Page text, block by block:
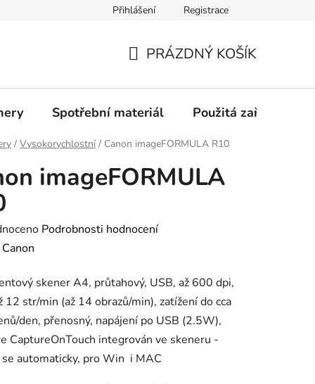
Aktuality Ochrana osobních údajů
Přihlášení Registrace
KOŠÍK
PRÁZDNÝ KOŠÍK
Spotřební materiál Použitá zařízení
/ Vysokorychlostní / Canon imageFORMULA R10
imageFORMULA
Podrobnosti hodnocení
Canon
skener A4, průtahový, USB, až 600 dpi,
12 str/min (až 14 obrazů/min), zatížení do cca
den, přenosný, napájení po USB (2.5W),
CaptureOnTouch integrován ve skeneru -
automaticky, pro Win i MAC